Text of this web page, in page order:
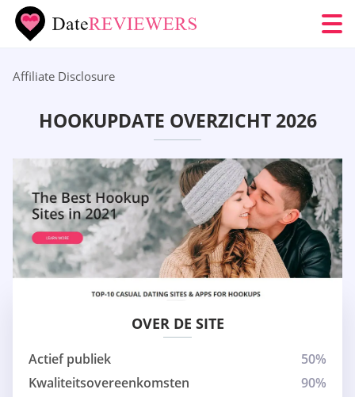
Affiliate Disclosure
HOOKUPDATE OVERZICHT 2026
OVER DE SITE
Actief publiek
50%
Kwaliteitsovereenkomsten
90%